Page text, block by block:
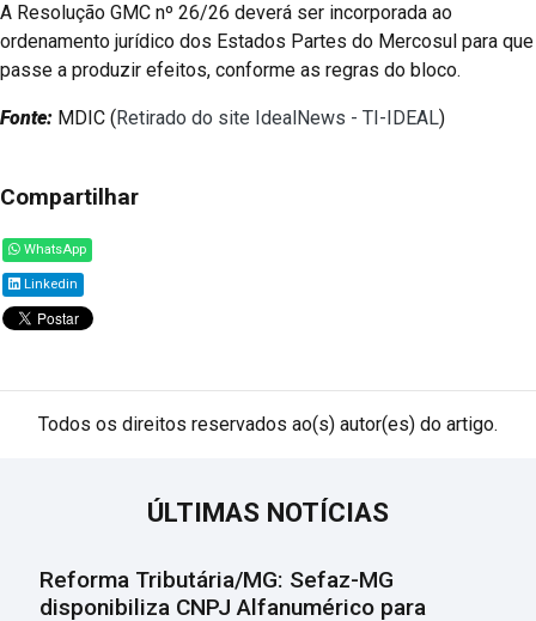
A Resolução GMC nº 26/26 deverá ser incorporada ao
ordenamento jurídico dos Estados Partes do Mercosul para que
passe a produzir efeitos, conforme as regras do bloco.
Fonte: MDIC (Retirado do site IdealNews - TI-IDEAL)
Compartilhar
WhatsApp
Linkedin
Todos os direitos reservados ao(s) autor(es) do artigo.
ÚLTIMAS NOTÍCIAS
Reforma Tributária/MG: Sefaz-MG
disponibiliza CNPJ Alfanumérico para